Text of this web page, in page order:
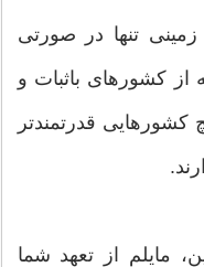
تنها در صورتی
کشورهای باثبات و
کشورهایی قدرتمندتر
مایلم از تعهد شما